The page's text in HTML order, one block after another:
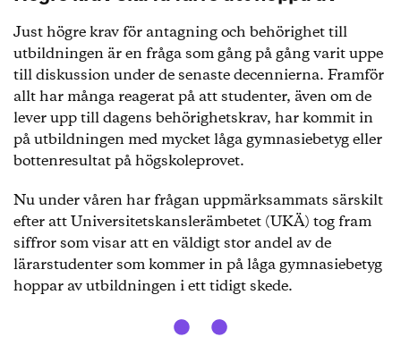
Just högre krav för antagning och behörighet till
utbildningen är en fråga som gång på gång varit uppe
till diskussion under de senaste decennierna. Framför
allt har många reagerat på att studenter, även om de
lever upp till dagens behörighetskrav, har kommit in
på utbildningen med mycket låga gymnasiebetyg eller
bottenresultat på högskoleprovet.
Nu under våren har frågan uppmärksammats särskilt
efter att Universitetskanslerämbetet (UKÄ) tog fram
siffror som visar att en väldigt stor andel av de
lärarstudenter som kommer in på låga gymnasiebetyg
hoppar av utbildningen i ett tidigt skede.